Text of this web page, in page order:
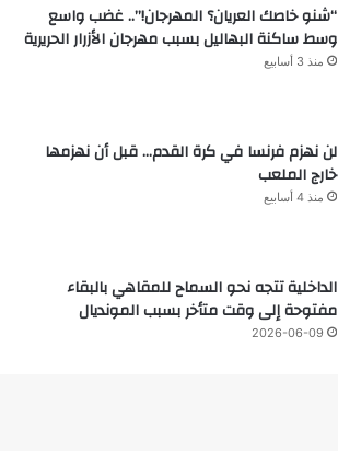
“شنو خاصك العريان؟ المهرجان!”.. غضب واسع
وسط ساكنة البهاليل بسبب مهرجان الأزرار الحريرية
منذ 3 أسابيع
لن نهزم فرنسا في كرة القدم… قبل أن نهزمها
خارج الملعب
منذ 4 أسابيع
الداخلية تتجه نحو السماح للمقاهي بالبقاء
مفتوحة إلى وقت متأخر بسبب المونديال
2026-06-09